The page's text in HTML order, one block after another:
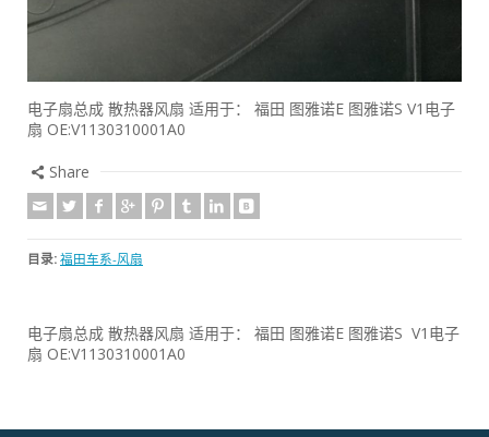
电子扇总成 散热器风扇 适用于： 福田 图雅诺E 图雅诺S V1电子
扇 OE:V1130310001A0
Share
目录: 福田车系-风扇
电子扇总成 散热器风扇 适用于： 福田 图雅诺E 图雅诺S V1电子
扇 OE:V1130310001A0